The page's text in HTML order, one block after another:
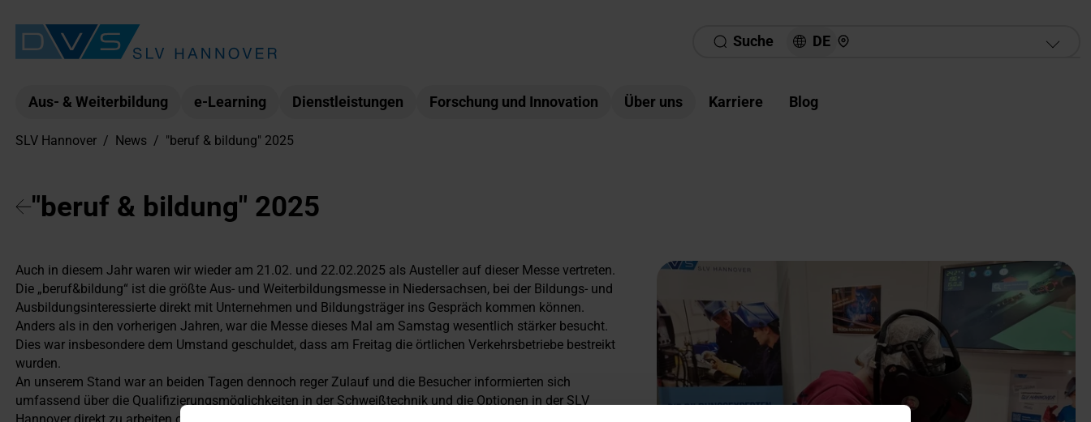
Suche DE Hier finden Sie uns
Aus- & Weiterbildung e-Learning Dienstleistungen Forschung und Innovation Über uns Karriere Blog
SLV Hannover / News / "beruf & bildung" 2025
"beruf & bildung" 2025
Auch in diesem Jahr waren wir wieder am 21.02. und 22.02.2025 als Austeller auf dieser Messe vertreten.
Die „beruf&bildung“ ist die größte Aus- und Weiterbildungsmesse in Niedersachsen, bei der Bildungs- und
Ausbildungsinteressierte direkt mit Unternehmen und Bildungsträger ins Gespräch kommen können.
Anders als in den vorherigen Jahren, war die Messe dieses Mal am Samstag wesentlich stärker besucht.
Dies war insbesondere dem Umstand geschuldet, dass am Freitag die örtlichen Verkehrsbetriebe bestreikt
wurden.
An unserem Stand war an beiden Tagen dennoch reger Zulauf und die Besucher informierten sich
umfassend über die Qualifizierungsmöglichkeiten in der Schweißtechnik und die Optionen in der SLV